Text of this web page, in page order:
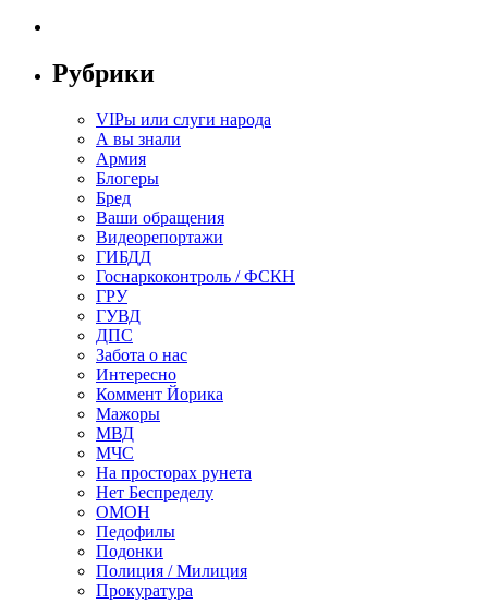
Рубрики
VIPы или слуги народа
А вы знали
Армия
Блогеры
Бред
Ваши обращения
Видеорепортажи
ГИБДД
Госнаркоконтроль / ФСКН
ГРУ
ГУВД
ДПС
Забота о нас
Интересно
Коммент Йорика
Мажоры
МВД
МЧС
На просторах рунета
Нет Беспределу
ОМОН
Педофилы
Подонки
Полиция / Милиция
Прокуратура